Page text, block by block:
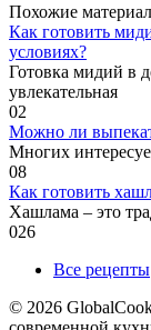
Похожие
Как готовить
условиях?
Готовка мидий в
увлекательная
02
Можно ли
Многих
08
Как готовить
Хашлама – это
026
Все рецепты
© 2026